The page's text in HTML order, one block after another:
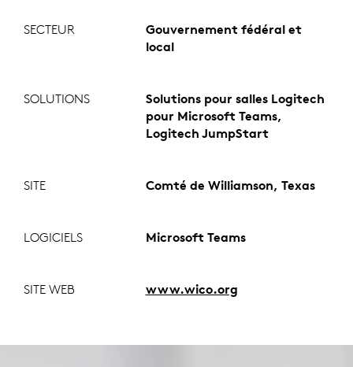
SECTEUR
Gouvernement fédéral et
local
SOLUTIONS
Solutions pour salles Logitech
pour Microsoft Teams,
Logitech JumpStart
SITE Comté de Williamson, Texas
LOGICIELS Microsoft Teams
SITE WEB www.wico.org